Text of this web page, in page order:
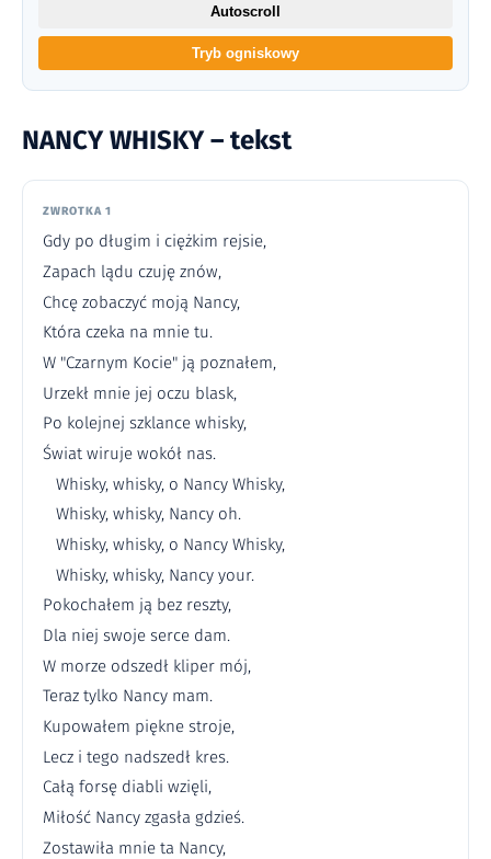
NANCY WHISKY – tekst
ZWROTKA 1
Gdy po długim i ciężkim rejsie,
Zapach lądu czuję znów,
Chcę zobaczyć moją Nancy,
Która czeka na mnie tu.
W "Czarnym Kocie" ją poznałem,
Urzekł mnie jej oczu blask,
Po kolejnej szklance whisky,
Świat wiruje wokół nas.
Whisky, whisky, o Nancy Whisky,
Whisky, whisky, Nancy oh.
Whisky, whisky, o Nancy Whisky,
Whisky, whisky, Nancy your.
Pokochałem ją bez reszty,
Dla niej swoje serce dam.
W morze odszedł kliper mój,
Teraz tylko Nancy mam.
Kupowałem piękne stroje,
Lecz i tego nadszedł kres.
Całą forsę diabli wzięli,
Miłość Nancy zgasła gdzieś.
Zostawiła mnie ta Nancy,
Autoscroll
Tryb ogniskowy